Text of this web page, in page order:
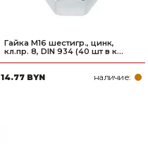
Гайка М16 шестигр., цинк,
кл.пр. 8, DIN 934 (40 шт в к...
14.77 BYN наличие: